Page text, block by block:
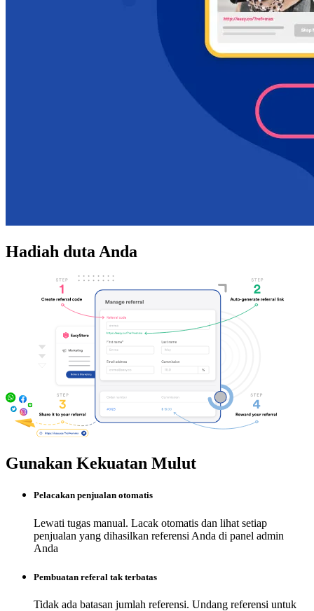
Hadiah duta Anda
Gunakan Kekuatan Mulut
Pelacakan penjualan otomatis
Lewati tugas manual. Lacak otomatis dan lihat setiap
penjualan yang dihasilkan referensi Anda di panel admin
Anda
Pembuatan referal tak terbatas
Tidak ada batasan jumlah referensi. Undang referensi untuk